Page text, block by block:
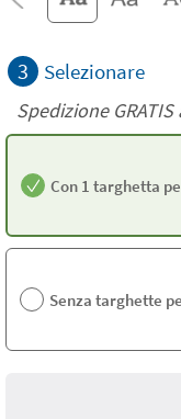
3 Selezionare
Spedizione
Con 1 targhetta
Senza targhette